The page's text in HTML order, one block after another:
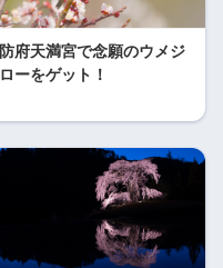
防府天満宮で念願のウメジ
ローをゲット！